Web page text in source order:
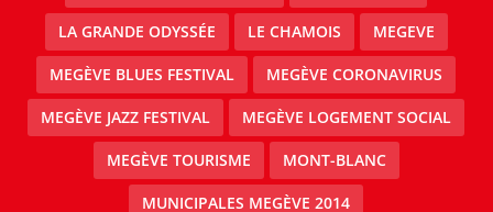
LA GRANDE ODYSSÉE LE CHAMOIS MEGEVE
MEGÈVE BLUES FESTIVAL MEGÈVE CORONAVIRUS
MEGÈVE JAZZ FESTIVAL MEGÈVE LOGEMENT SOCIAL
MEGÈVE TOURISME MONT-BLANC
MUNICIPALES MEGÈVE 2014